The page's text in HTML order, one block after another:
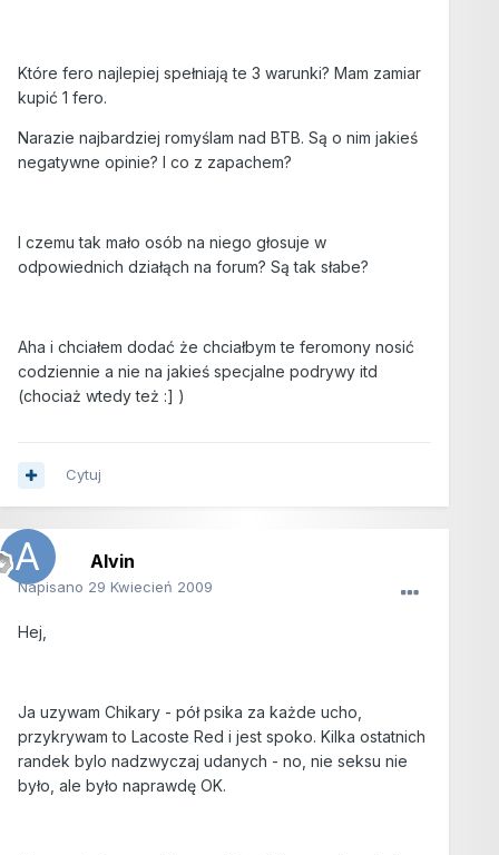
Które fero najlepiej spełniają te 3 warunki? Mam zamiar
kupić 1 fero.
Narazie najbardziej romyślam nad BTB. Są o nim jakieś
negatywne opinie? I co z zapachem?
I czemu tak mało osób na niego głosuje w
odpowiednich działąch na forum? Są tak słabe?
Aha i chciałem dodać że chciałbym te feromony nosić
codziennie a nie na jakieś specjalne podrywy itd
(chociaż wtedy też :] )
Cytuj
Alvin
Napisano 29 Kwiecień 2009
Hej,
Ja uzywam Chikary - pół psika za każde ucho,
przykrywam to Lacoste Red i jest spoko. Kilka ostatnich
randek bylo nadzwyczaj udanych - no, nie seksu nie
było, ale było naprawdę OK.